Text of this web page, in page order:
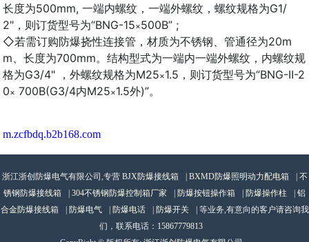
长度为500mm, 一端内螺纹，一端外螺纹，螺纹规格为G1/
2"，则订货型号为“BNG-15×500B” ;
◇若需订购防爆挠性连接管，材质为不锈钢、管通径为20m
m、长度为700mm。结构型式为一端内一端外螺纹，内螺纹规
格为G3/4" ，外螺纹规格为M25×1.5，则订货型号为“BNG-II-2
0× 700B(G3/4内M25×1.5外)”。
m.zcfbdq.b2b168.com
浙江浙创防爆电气有限公司,专营 BJX防爆接线箱 BXMD防爆照明动力配电箱
不
锈钢防爆接线箱
304不锈钢防爆控制箱厂家 防爆按钮操作箱 防爆操作柱
铝
合金防爆接线箱
防爆电气 防爆电话 防爆开关
| 等业务,有意向的客户请咨询我
们，联系电话： 15867779813